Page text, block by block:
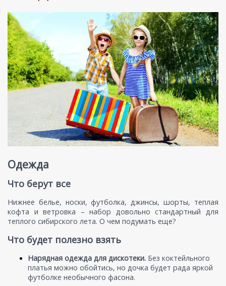
Одежда
Что берут все
Нижнее белье, носки, футболка, джинсы, шорты, теплая
кофта и ветровка – набор довольно стандартный для
теплого сибирского лета. О чем подумать еще?
Что будет полезно взять
Нарядная одежда для дискотеки. Без коктейльного
платья можно обойтись, но дочка будет рада яркой
футболке необычного фасона.